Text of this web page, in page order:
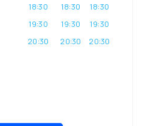
18:30
19:30
20:30
18:30
19:30
20:30
18:30
19:30
20:30